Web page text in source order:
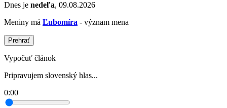
Dnes je nedeľa, 09.08.2026
Meniny má Ľubomíra - význam mena
Prehrať
Vypočuť článok
Pripravujem slovenský hlas...
0:00